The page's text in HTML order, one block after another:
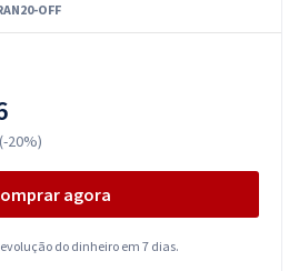
OFF
20%)
agora
do dinheiro em 7 dias.